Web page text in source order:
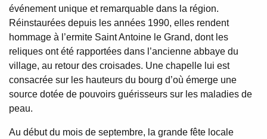
événement unique et remarquable dans la région.
Réinstaurées depuis les années 1990, elles rendent
hommage à l’ermite Saint Antoine le Grand, dont les
reliques ont été rapportées dans l’ancienne abbaye du
village, au retour des croisades. Une chapelle lui est
consacrée sur les hauteurs du bourg d’où émerge une
source dotée de pouvoirs guérisseurs sur les maladies de
peau.
Au début du mois de septembre, la grande fête locale